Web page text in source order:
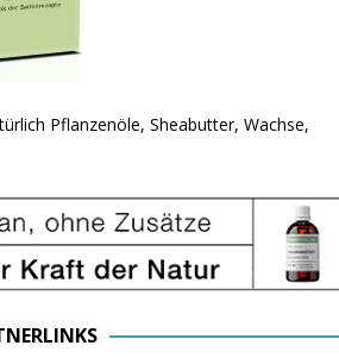
Pflanzenöle, Sheabutter, Wachse,